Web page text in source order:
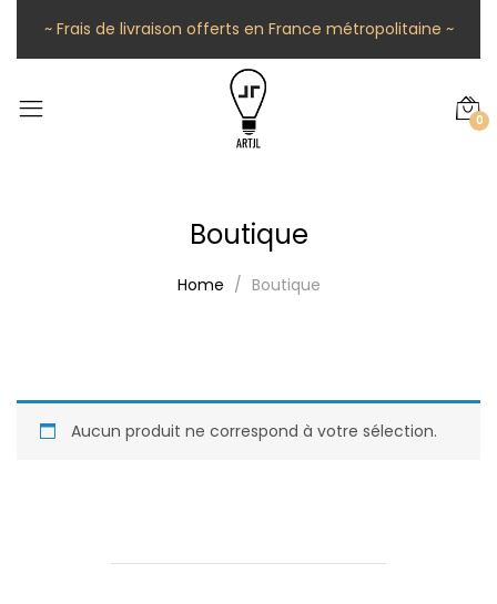
~ Frais de livraison offerts en France métropolitaine ~
0
Boutique
Home Boutique
Aucun produit ne correspond à votre sélection.